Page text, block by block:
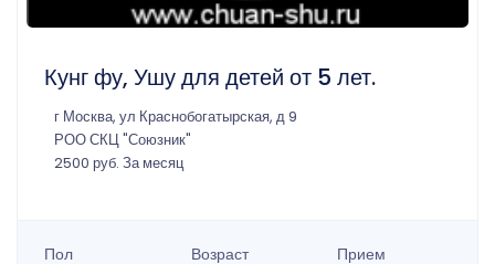
Кунг фу, Ушу для детей от 5 лет.
г Москва, ул Краснобогатырская, д 9
РОО СКЦ "Союзник"
2500 руб. За месяц
Пол Возраст Прием